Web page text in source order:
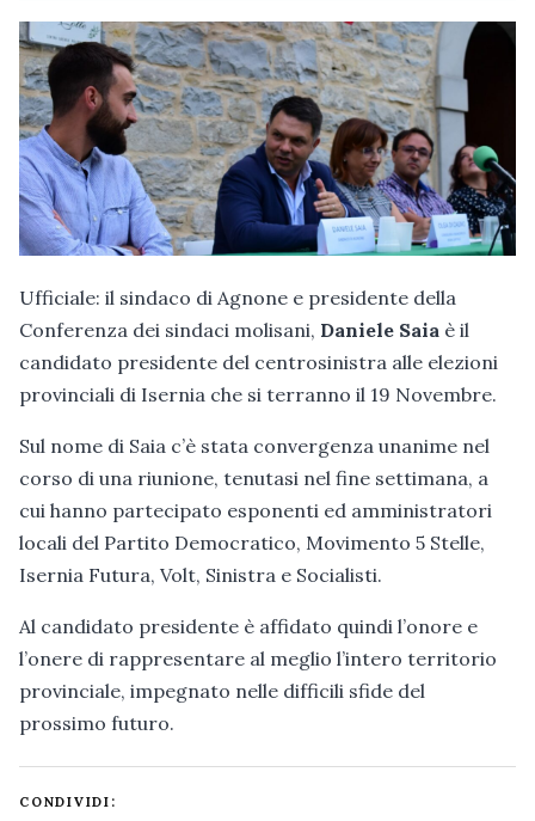
Ufficiale: il sindaco di Agnone e presidente della
Conferenza dei sindaci molisani, Daniele Saia è il
candidato presidente del centrosinistra alle elezioni
provinciali di Isernia che si terranno il 19 Novembre.
Sul nome di Saia c’è stata convergenza unanime nel
corso di una riunione, tenutasi nel fine settimana, a
cui hanno partecipato esponenti ed amministratori
locali del Partito Democratico, Movimento 5 Stelle,
Isernia Futura, Volt, Sinistra e Socialisti.
Al candidato presidente è affidato quindi l’onore e
l’onere di rappresentare al meglio l’intero territorio
provinciale, impegnato nelle difficili sfide del
prossimo futuro.
CONDIVIDI: